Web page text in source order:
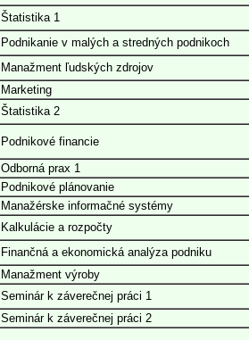
Štatistika 1
Podnikanie v malých a stredných podnikoch
Manažment ľudských zdrojov
Marketing
Štatistika 2
Podnikové financie
Odborná prax 1
Podnikové plánovanie
Manažérske informačné systémy
Kalkulácie a rozpočty
Finančná a ekonomická analýza podniku
Manažment výroby
Seminár k záverečnej práci 1
Seminár k záverečnej práci 2